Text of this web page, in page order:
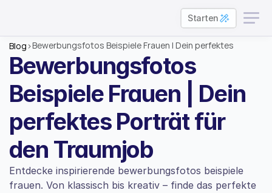
Starten
Blog >Bewerbungsfotos Beispiele Frauen | Dein perfektes
Porträt für den Traumjob
Bewerbungsfotos
Beispiele Frauen | Dein
perfektes Porträt für
den Traumjob
Entdecke inspirierende bewerbungsfotos beispiele
frauen. Von klassisch bis kreativ – finde das perfekte